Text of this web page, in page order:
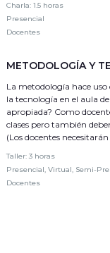
Charla: 1.5 horas
Presencial
Docentes
METODOLOGÍA Y
La metodología hace
la tecnología en el aula
apropiada? Como
clases pero también
(Los docentes
Taller: 3 horas
Presencial, Virtual, Semi-
Docentes